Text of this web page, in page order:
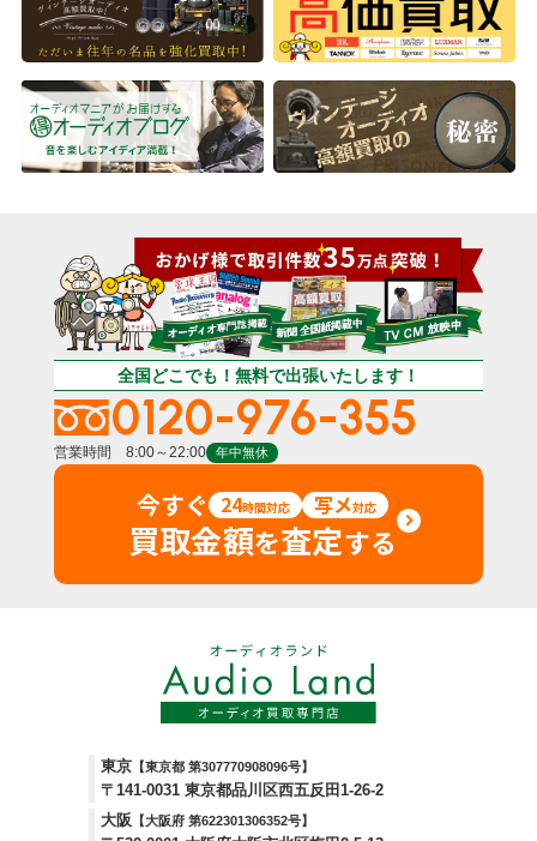
全国どこでも！無料で出張いたします！
0120-976-355
営業時間 8:00～22:00 年中無休
今すぐ 24時間対応 写メ対応
買取金額を査定する
東京 【東京都 第307770908096号】
〒141-0031 東京都品川区西五反田1-26-2
大阪
【大阪府 第622301306352号】